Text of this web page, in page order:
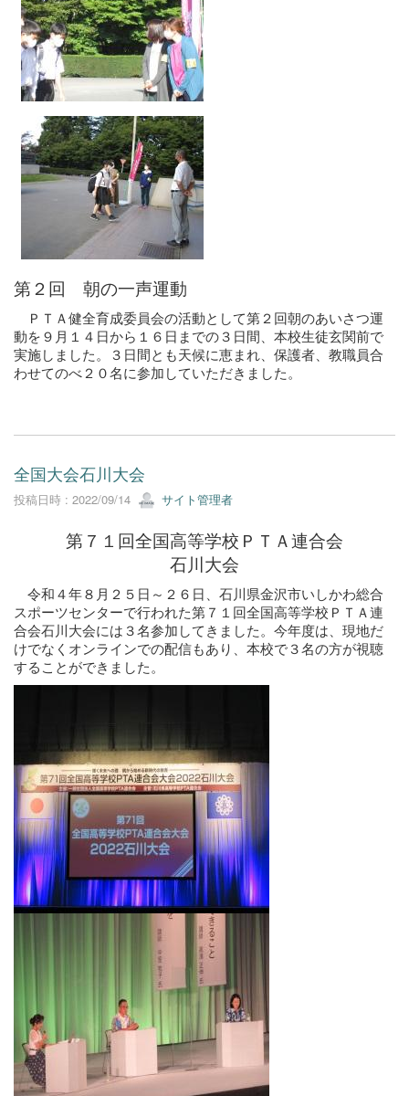
第２回 朝の一声運動
ＰＴＡ健全育成委員会の活動として第２回朝のあいさつ運
動を９月１４日から１６日までの３日間、本校生徒玄関前で
実施しました。３日間とも天候に恵まれ、保護者、教職員合
わせてのべ２０名に参加していただきました。
全国大会石川大会
投稿日時 : 2022/09/14 サイト管理者
第７１回全国高等学校ＰＴＡ連合会
石川大会
令和４年８月２５日～２６日、石川県金沢市いしかわ総合
スポーツセンターで行われた第７１回全国高等学校ＰＴＡ連
合会石川大会には３名参加してきました。今年度は、現地だ
けでなくオンラインでの配信もあり、本校で３名の方が視聴
することができました。